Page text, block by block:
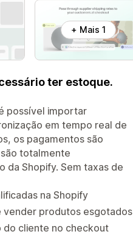
+ Mais 1
ter estoque.
possível importar
em tempo real de
os pagamentos são
totalmente
da Shopify. Sem taxas de
na Shopify
vender produtos esgotados
do cliente no checkout